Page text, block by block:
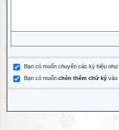
Bạn có muốn chuyển các ký hiệu
Bạn có muốn chèn thêm chữ ký vào